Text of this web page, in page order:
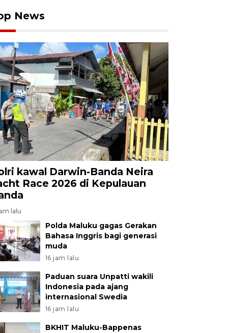
News
kawal Darwin-Banda Neira
Race 2026 di Kepulauan
lalu
Polda Maluku gagas Gerakan
Bahasa Inggris bagi generasi
muda
16 jam lalu
Paduan suara Unpatti wakili
Indonesia pada ajang
internasional Swedia
16 jam lalu
BKHIT Maluku-Bappenas